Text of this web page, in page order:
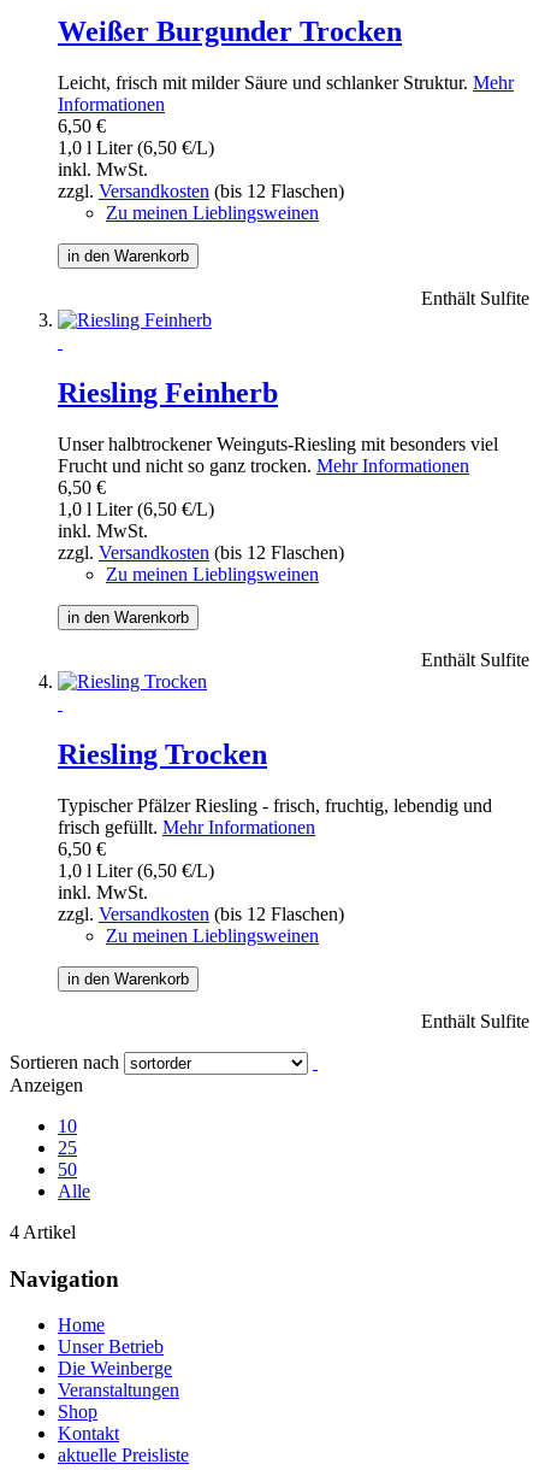
Weißer Burgunder Trocken
Leicht, frisch mit milder Säure und schlanker Struktur. Mehr
Informationen
6,50 €
1,0 l Liter (6,50 €/L)
inkl. MwSt.
zzgl. Versandkosten (bis 12 Flaschen)
Zu meinen Lieblingsweinen
in den Warenkorb
Enthält Sulfite
Riesling Feinherb
Unser halbtrockener Weinguts-Riesling mit besonders viel
Frucht und nicht so ganz trocken. Mehr Informationen
6,50 €
1,0 l Liter (6,50 €/L)
inkl. MwSt.
zzgl. Versandkosten (bis 12 Flaschen)
Zu meinen Lieblingsweinen
in den Warenkorb
Enthält Sulfite
Riesling Trocken
Typischer Pfälzer Riesling - frisch, fruchtig, lebendig und
frisch gefüllt. Mehr Informationen
6,50 €
1,0 l Liter (6,50 €/L)
inkl. MwSt.
zzgl. Versandkosten (bis 12 Flaschen)
Zu meinen Lieblingsweinen
in den Warenkorb
Enthält Sulfite
Sortieren nach
Anzeigen
10
25
50
Alle
4 Artikel
Navigation
Home
Unser Betrieb
Die Weinberge
Veranstaltungen
Shop
Kontakt
aktuelle Preisliste